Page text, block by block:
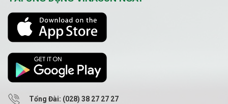
Tổng Đài: (028) 38 27 27 27